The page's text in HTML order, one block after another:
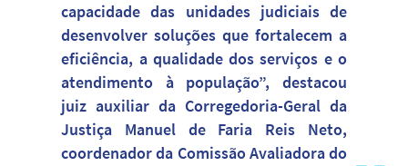
capacidade das unidades judiciais de
desenvolver soluções que fortalecem a
eficiência, a qualidade dos serviços e o
atendimento à população”, destacou
juiz auxiliar da Corregedoria-Geral da
Justiça Manuel de Faria Reis Neto,
coordenador da Comissão Avaliadora do